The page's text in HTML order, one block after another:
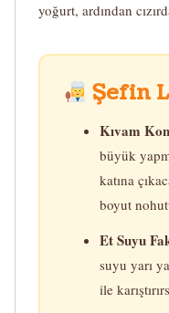
yoğurt, ardından
Şefin
Kıvam
büyük
katına
boyut
Et Suyu
suyu yarı
ile